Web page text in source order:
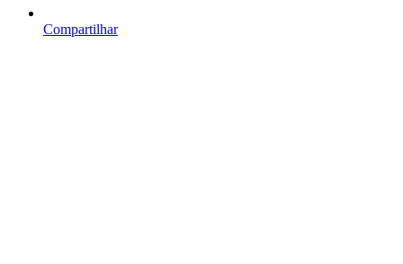
Compartilhar